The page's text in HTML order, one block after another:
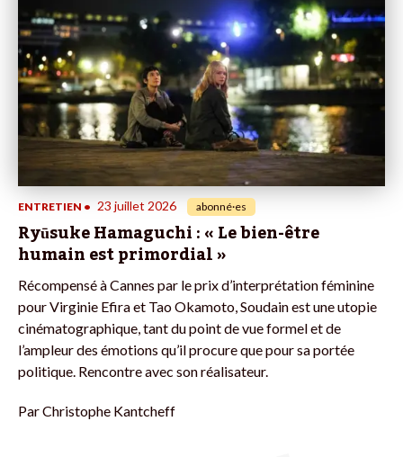
ENTRETIEN • 23 juillet 2026 abonné·es
Ryūsuke Hamaguchi : « Le bien-être
humain est primordial »
Récompensé à Cannes par le prix d’interprétation féminine
pour Virginie Efira et Tao Okamoto, Soudain est une utopie
cinématographique, tant du point de vue formel et de
l’ampleur des émotions qu’il procure que pour sa portée
politique. Rencontre avec son réalisateur.
ParChristophe Kantcheff